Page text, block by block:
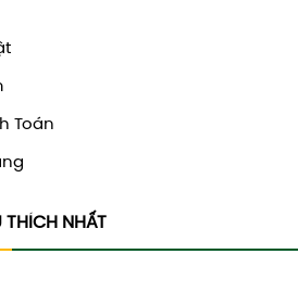
Toán
THÍCH NHẤT